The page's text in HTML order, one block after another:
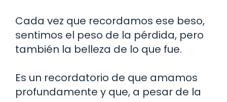
Cada vez que recordamos ese beso,
sentimos el peso de la pérdida, pero
también la belleza de lo que fue.
Es un recordatorio de que amamos
profundamente y que, a pesar de la